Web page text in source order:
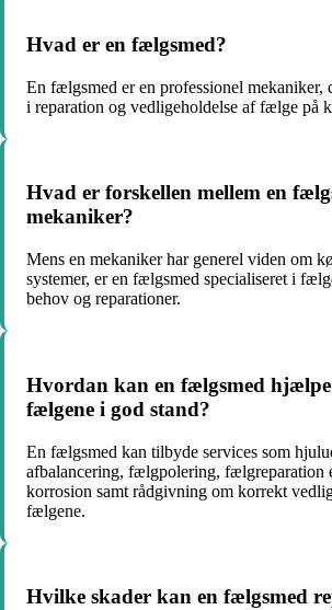
Hvad er en fælgsmed?
En fælgsmed er en professionel mekaniker,
i reparation og vedligeholdelse af fælge på
Hvad er forskellen mellem en
mekaniker?
Mens en mekaniker har generel viden om
systemer, er en fælgsmed specialiseret i
behov og reparationer.
Hvordan kan en fælgsmed hjælpe
fælgene i god stand?
En fælgsmed kan tilbyde services som
afbalancering, fælgpolering, fælgreparation
korrosion samt rådgivning om korrekt
fælgene.
Hvilke skader kan en fælgsmed